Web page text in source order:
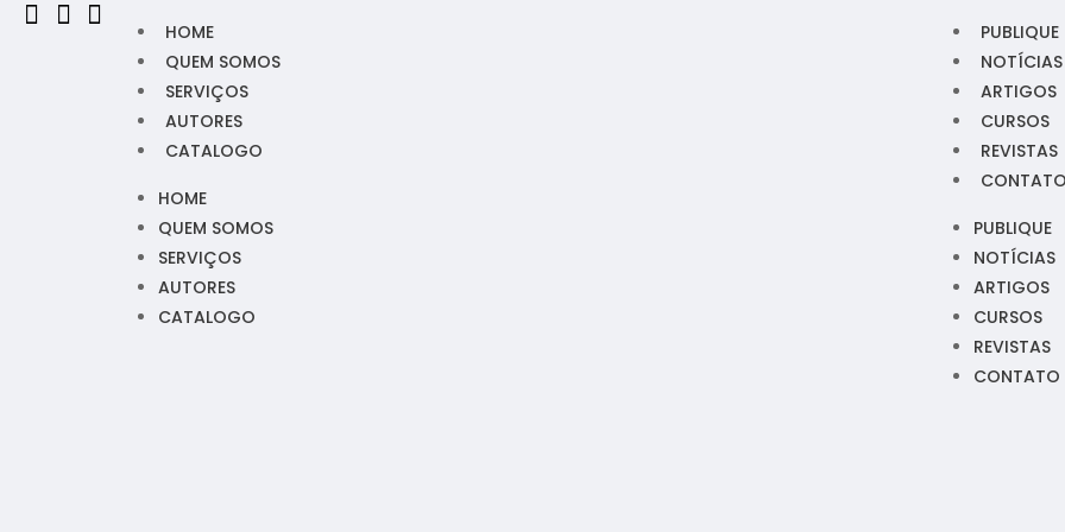
HOME
QUEM SOMOS
SERVIÇOS
AUTORES
CATALOGO
HOME
QUEM SOMOS
SERVIÇOS
AUTORES
CATALOGO
PUBLIQUE
NOTÍCIAS
ARTIGOS
CURSOS
REVISTAS
CONTATO
PUBLIQUE
NOTÍCIAS
ARTIGOS
CURSOS
REVISTAS
CONTATO